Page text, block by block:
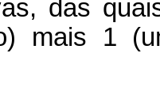
das
mais 1